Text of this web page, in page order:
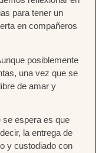
para tener un
en compañeros
posiblemente
una vez que se
de amar y
espera es que
la entrega de
y custodiado con